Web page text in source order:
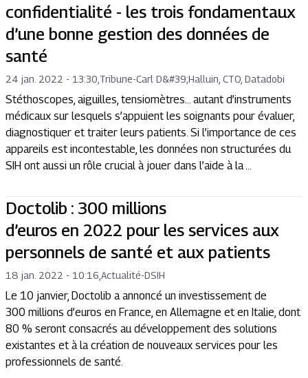
confidentialité - les trois fondamentaux
d’une bonne gestion des données de
santé
24 jan. 2022 - 13:30 Tribune-Carl D&#39;Halluin, CTO, Datadobi
Stéthoscopes, aiguilles, tensiomètres… autant d’instruments
médicaux sur lesquels s’appuient les soignants pour évaluer,
diagnostiquer et traiter leurs patients. Si l’importance de ces
appareils est incontestable, les données non structurées du
SIH ont aussi un rôle crucial à jouer dans l’aide à la ...
Doctolib : 300 millions
d’euros en 2022 pour les services aux
personnels de santé et aux patients
18 jan. 2022 - 10:16 Actualité-DSIH
Le 10 janvier, Doctolib a annoncé un investissement de
300 millions d’euros en France, en Allemagne et en Italie, dont
80 % seront consacrés au développement des solutions
existantes et à la création de nouveaux services pour les
professionnels de santé.